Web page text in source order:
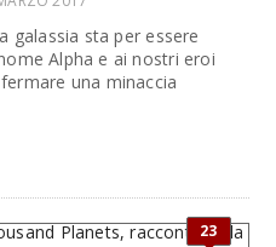
galassia sta per essere
Alpha e ai nostri eroi
una minaccia
23